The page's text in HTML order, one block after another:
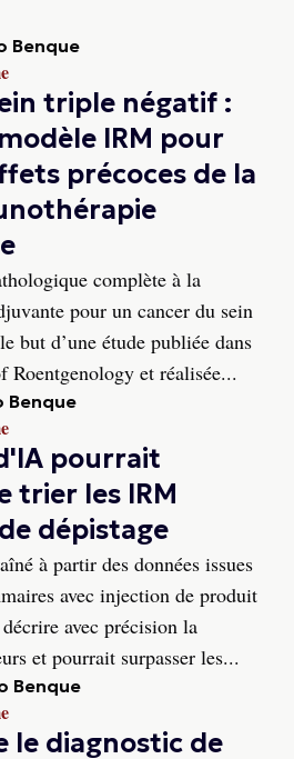
Benque
triple négatif :
IRM pour
précoces de la
complète à la
pour un cancer du sein
but d’une étude publiée dans
Roentgenology et réalisée...
Benque
pourrait
trier les IRM
dépistage
à partir des données issues
avec injection de produit
avec précision la
et pourrait surpasser les...
Benque
le diagnostic de